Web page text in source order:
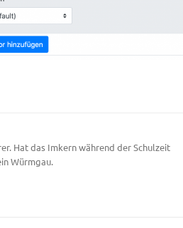
Hat das Imkern während der Schulzeit
Würmgau.